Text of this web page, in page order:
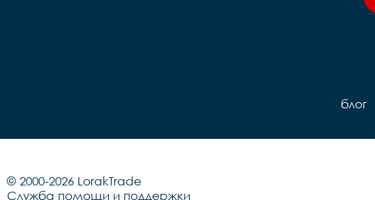
блог
© 2000-2026 LorakTrade
Служба помощи и поддержки